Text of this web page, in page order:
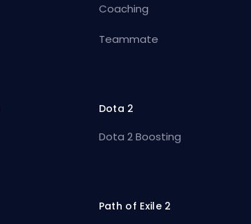
Coaching
Teammate
Dota 2
Dota 2 Boosting
Path of Exile 2